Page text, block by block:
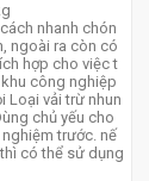
nhanh chón
ngoài ra còn có
hợp cho việc t
công nghiệp
Loại vải trừ nhun
chủ yếu cho
trước. nế
có thể sử dụng